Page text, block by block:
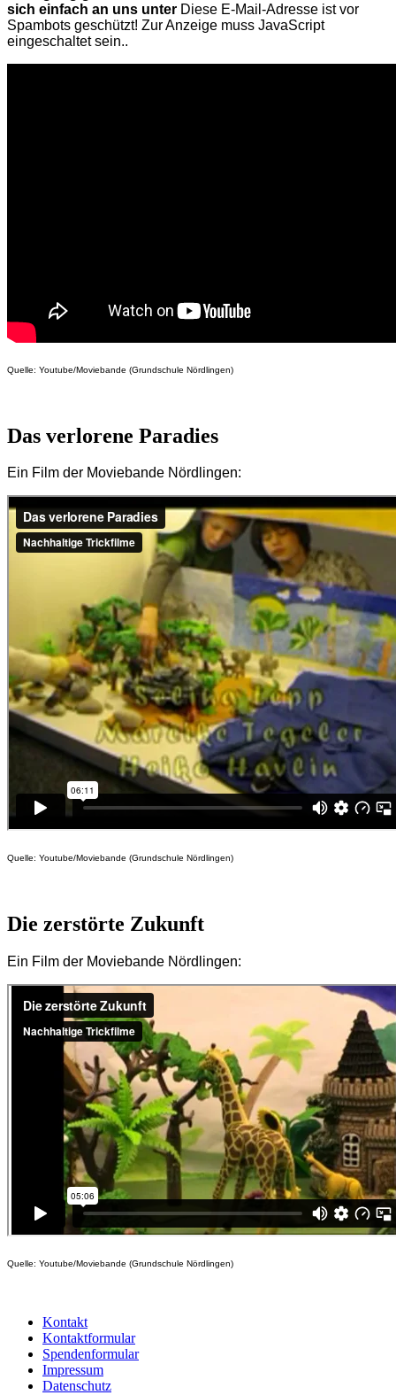
sich einfach an uns unter Diese E-Mail-Adresse ist vor
Spambots geschützt! Zur Anzeige muss JavaScript
eingeschaltet sein..
Quelle: Youtube/Moviebande (Grundschule Nördlingen)
Das verlorene Paradies
Ein Film der Moviebande Nördlingen:
Quelle: Youtube/Moviebande (Grundschule Nördlingen)
Die zerstörte Zukunft
Ein Film der Moviebande Nördlingen:
Quelle: Youtube/Moviebande (Grundschule Nördlingen)
Kontakt
Kontaktformular
Spendenformular
Impressum
Datenschutz